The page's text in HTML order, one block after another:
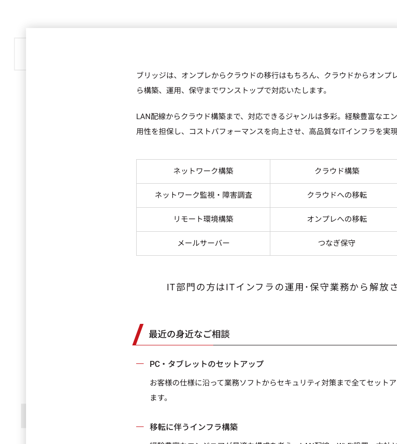
ブリッジは、オンプレからクラウドの移行はもちろん、クラウドからオンプ
ら構築、運用、保守までワンストップで対応いたします。
LAN配線からクラウド構築まで、対応できるジャンルは多彩。経験豊富なエ
用性を担保し、コストパフォーマンスを向上させ、高品質なITインフラを実現
ネットワーク構築 クラウド構築
ネットワーク監視・障害調査 クラウドへの移転
リモート環境構築 オンプレへの移転
メールサーバー つなぎ保守
IT部門の方はITインフラの運用･保守業務から解放
最近の身近なご相談
PC・タブレットのセットアップ
お客様の仕様に沿って業務ソフトからセキュリティ対策まで全てセット
ます。
移転に伴うインフラ構築